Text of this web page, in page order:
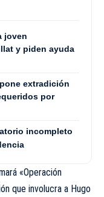
joven
y piden ayuda
extradición
por
incompleto
«Operación
que involucra a Hugo